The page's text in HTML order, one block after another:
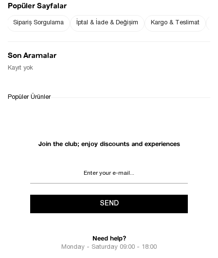
Join the club; enjoy discounts and experiences
SEND
Need help?
Monday - Saturday 09:00 - 18:00
Popüler Sayfalar
Sipariş Sorgulama İptal & İade & Değişim Kargo & Teslimat
Son Aramalar
Kayıt yok
Popüler Ürünler